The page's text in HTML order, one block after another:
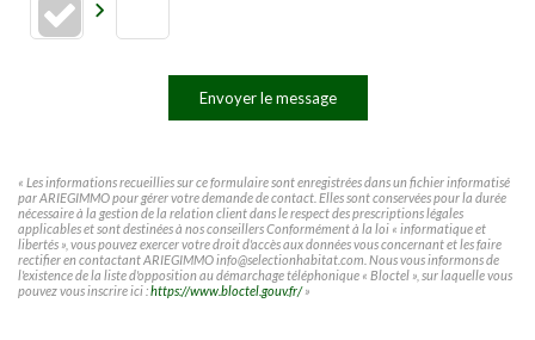
Envoyer le message
« Les informations recueillies sur ce formulaire sont enregistrées dans un fichier informatisé
par ARIEGIMMO pour gérer votre demande de contact. Elles sont conservées pour la durée
nécessaire à la gestion de la relation client dans le respect des prescriptions légales
applicables et sont destinées à nos conseillers Conformément à la loi « informatique et
libertés », vous pouvez exercer votre droit d'accès aux données vous concernant et les faire
rectifier en contactant ARIEGIMMO info@selectionhabitat.com. Nous vous informons de
l'existence de la liste d'opposition au démarchage téléphonique « Bloctel », sur laquelle vous
pouvez vous inscrire ici :https://www.bloctel.gouv.fr/»